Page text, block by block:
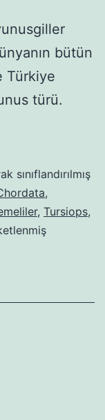
bütün
Türkiye
türü.
sınıflandırılmış
,
, Tursiops,